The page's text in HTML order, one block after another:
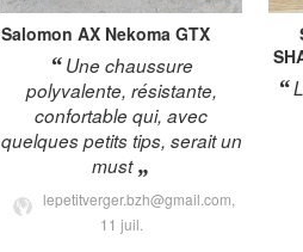
Salomon AX Nekoma GTX
Une chaussure
polyvalente, résistante,
confortable qui, avec
quelques petits tips, serait un
must
lepetitverger.bzh@gmail.com,
11 juil.